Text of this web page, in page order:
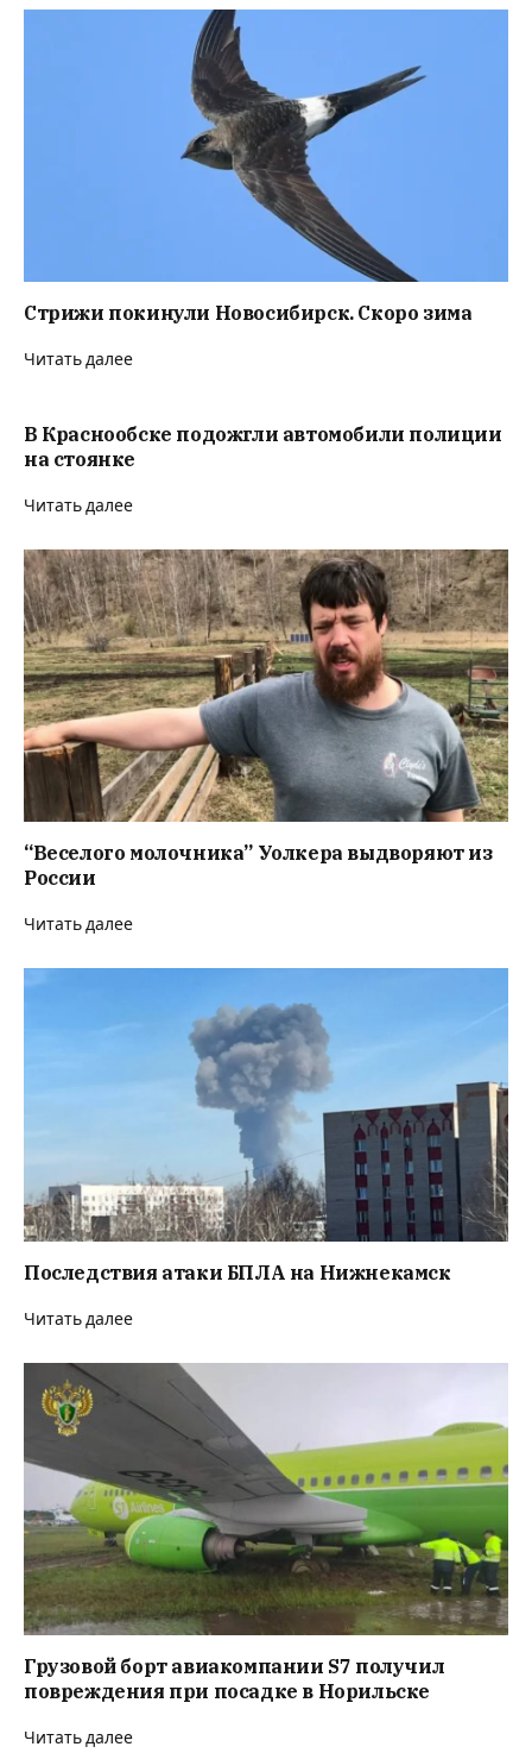
Стрижи покинули Новосибирск. Скоро зима
Читать далее
В Краснообске подожгли автомобили полиции
на стоянке
Читать далее
“Веселого молочника” Уолкера выдворяют из
России
Читать далее
Последствия атаки БПЛА на Нижнекамск
Читать далее
Грузовой борт авиакомпании S7 получил
повреждения при посадке в Норильске
Читать далее